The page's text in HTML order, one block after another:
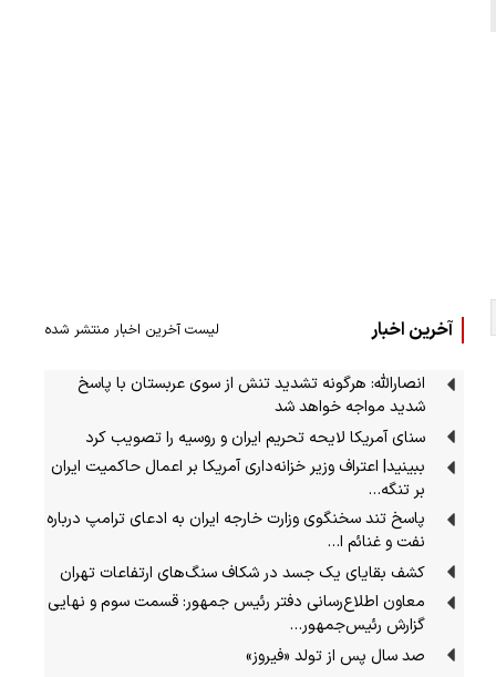
آخرین اخبار لیست آخرین اخبار منتشر شده
انصارالله: هرگونه تشدید تنش از سوی عربستان با پاسخ
شدید مواجه خواهد شد
سنای آمریکا لایحه تحریم ایران و روسیه را تصویب کرد
ببینید| اعتراف وزیر خزانه‌داری آمریکا بر اعمال حاکمیت ایران
بر تنگه…
پاسخ تند سخنگوی وزارت خارجه ایران به ادعای ترامپ درباره
نفت و غنائم ا…
کشف بقایای یک جسد در شکاف سنگ‌های ارتفاعات تهران
معاون اطلاع‌رسانی دفتر رئیس جمهور: قسمت سوم و نهایی
گزارش رئیس‌جمهور…
صد سال پس از تولد «فیروز»